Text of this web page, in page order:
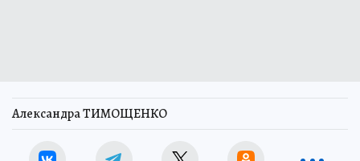
Александра ТИМОЩЕНКО